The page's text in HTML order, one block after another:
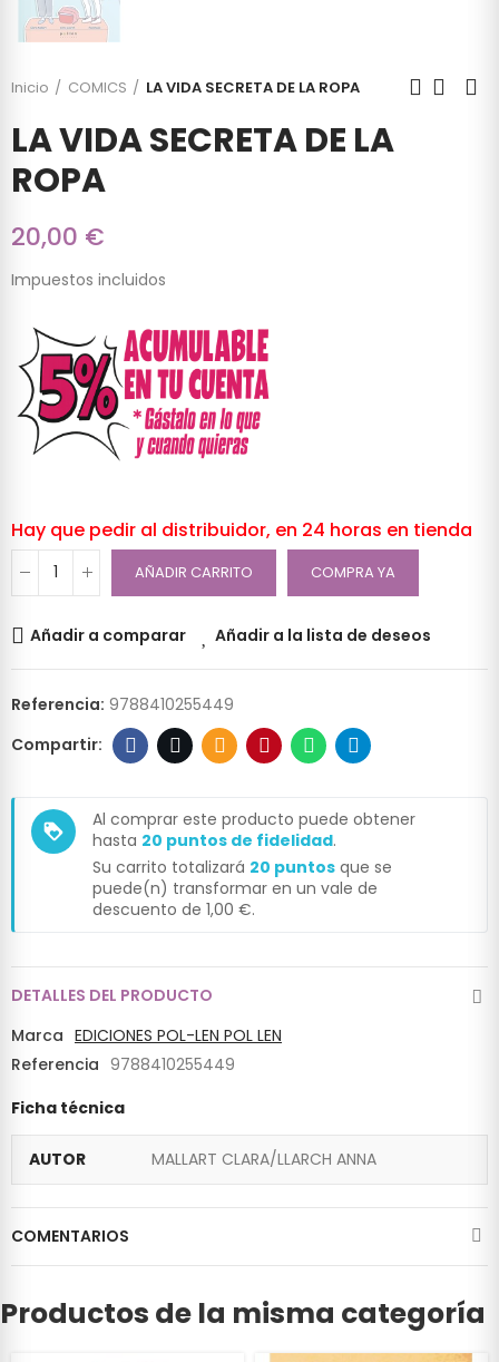
Inicio COMICS LA VIDA SECRETA DE LA ROPA
LA VIDA SECRETA DE LA
ROPA
20,00 €
Impuestos incluidos
Hay que pedir al distribuidor, en 24 horas en tienda
AÑADIR CARRITO COMPRA YA
Añadir a comparar Añadir a la lista de deseos
Referencia: 9788410255449
loyalty
Al comprar este producto puede obtener
hasta 20 puntos de fidelidad.
Su carrito totalizará 20 puntos que se
puede(n) transformar en un vale de
descuento de 1,00 €.
DETALLES DEL PRODUCTO
Marca EDICIONES POL-LEN POL LEN
Referencia 9788410255449
Ficha técnica
AUTOR MALLART CLARA/LLARCH ANNA
COMENTARIOS
Productos de la misma categoría